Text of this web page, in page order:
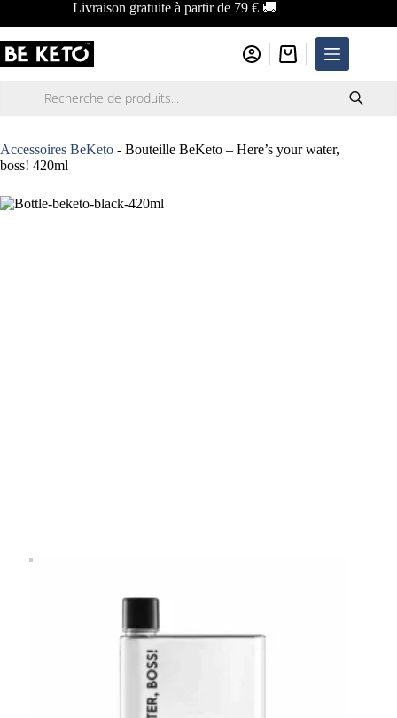
contenu
Livraison gratuite à partir de 79 € 🚚
Panier
d’achat
Accessoires BeKeto - Bouteille BeKeto – Here’s your water,
boss! 420ml